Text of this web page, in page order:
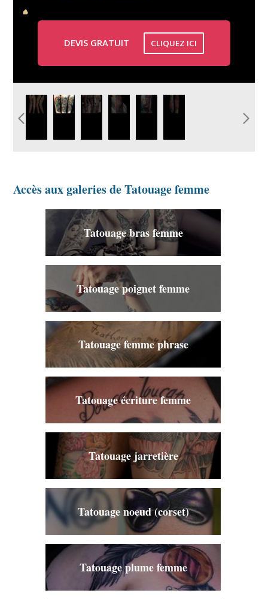
DEVIS GRATUIT CLIQUEZ ICI
tatouage-bras-complet-femme-
couleur.jpg
graphicaderme-avignon-
bras-complet-feminin-
graphicaderme-
avignon-fée-bras-
graphicaderme-
avignon-pinup-
idee-
tatouage-
Accès aux galeries de Tatouage femme
Tatouage bras femme
Tatouage poignet femme
Tatouage femme phrase
Tatouage écriture femme
Tatouage jarretière
Tatouage noeud (corset)
Tatouage plume femme